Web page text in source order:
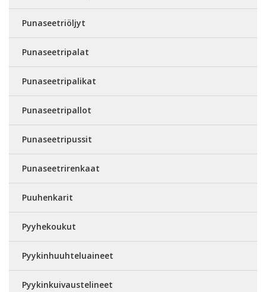
Punaseetriöljyt
Punaseetripalat
Punaseetripalikat
Punaseetripallot
Punaseetripussit
Punaseetrirenkaat
Puuhenkarit
Pyyhekoukut
Pyykinhuuhteluaineet
Pyykinkuivaustelineet